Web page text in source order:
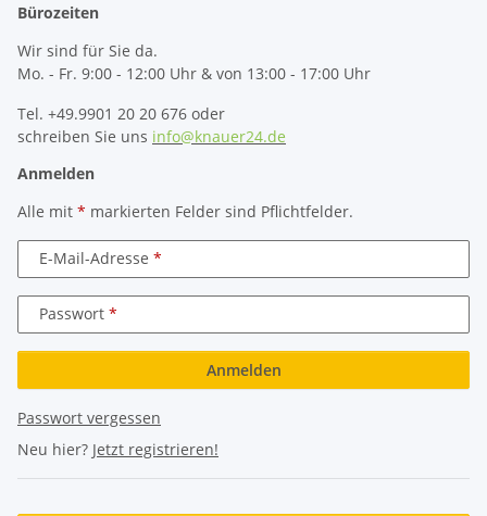
Bürozeiten
Wir sind für Sie da.
Mo. - Fr. 9:00 - 12:00 Uhr & von 13:00 - 17:00 Uhr
Tel. +49.9901 20 20 676 oder
schreiben Sie uns info@knauer24.de
Anmelden
Alle mit * markierten Felder sind Pflichtfelder.
E-Mail-Adresse
Passwort
Anmelden
Passwort vergessen
Neu hier? Jetzt registrieren!